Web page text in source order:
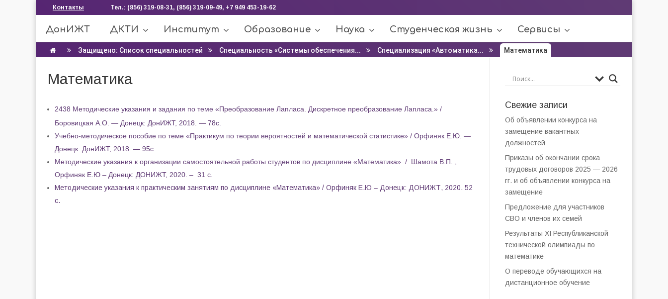
Контакты Тел.: (856) 319-08-31, (856) 319-09-49, +7 949 453-19-62
ДонИЖТ ДКТИ Институт Образование Наука Студенческая жизнь Сервисы
Защищено: Список специальностей Специальность «Системы обеспечения... Специализация «Автоматика... Математика
Математика
2438 Методические указания и задания по теме «Преобразование Лапласа. Дискретное преобразование Лапласа.» /
Боровицкая А.О. — Донецк: ДонИЖТ, 2018. — 78с.
Учебно-методическое пособие по теме «Практикум по теории вероятностей и математической статистике» / Орфиняк Е.Ю. —
Донецк: ДонИЖТ, 2018. — 95с.
Методические указания к организации самостоятельной работы студентов по дисциплине «Математика» / Шамота В.П. ,
Орфиняк Е.Ю – Донецк: ДОНИЖТ, 2020. – 31 с.
Методические указания к практическим занятиям по дисциплине «Математика» / Орфиняк Е.Ю – Донецк: ДОНИЖТ, 2020. 52
с.
Свежие записи
Об объявлении конкурса на
замещение вакантных
должностей
Приказы об окончании срока
трудовых договоров 2025 — 2026
гг. и об объявлении конкурса на
замещение
Предложение для участников
СВО и членов их семей
Результаты XI Республиканской
технической олимпиады по
математике
О переводе обучающихся на
дистанционное обучение